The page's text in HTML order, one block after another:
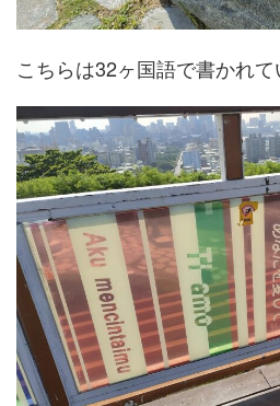
こちらは32ヶ国語で書かれて